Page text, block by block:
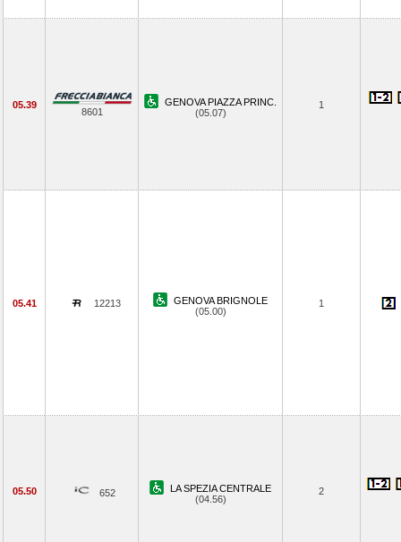
05.39
8601
GENOVA PIAZZA PRINC.
(05.07)
1
05.41 12213
GENOVA BRIGNOLE
(05.00)
1
05.50 652
LA SPEZIA CENTRALE
(04.56)
2